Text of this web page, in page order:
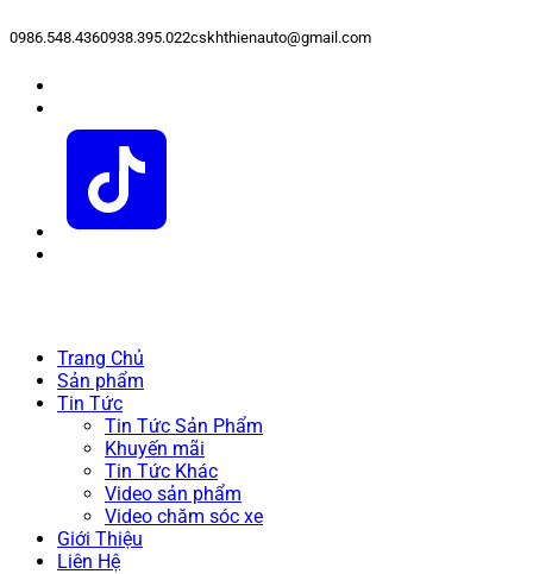
0986.548.4360938.395.022cskhthienauto@gmail.com
Trang Chủ
Sản phẩm
Tin Tức
Tin Tức Sản Phẩm
Khuyến mãi
Tin Tức Khác
Video sản phẩm
Video chăm sóc xe
Giới Thiệu
Liên Hệ